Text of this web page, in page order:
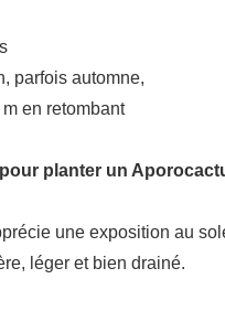
parfois automne,
m en retombant
planter un
une exposition au
léger et bien drainé.